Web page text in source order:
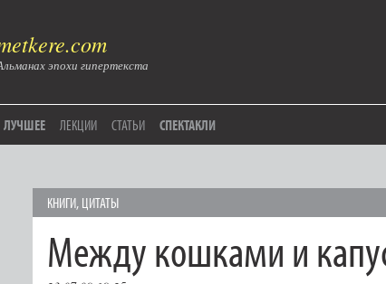
эпохи гипертекста
ЛУЧШЕЕ ЛЕКЦИИ СТАТЬИ СПЕКТАКЛИ
КНИГИ, ЦИТАТЫ
Между кошками и